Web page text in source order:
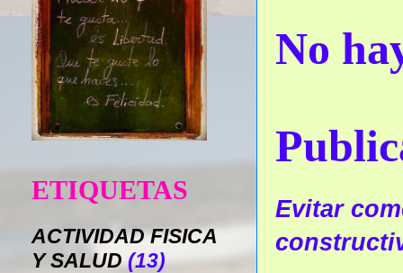
No
Evitar
ETIQUETAS
ACTIVIDAD FISICA
Y SALUD (13)